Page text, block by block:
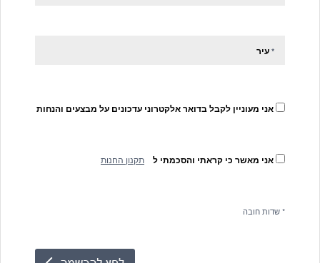
* עיר
אני מעוניין לקבל בדואר אלקטרוני עדכונים על מבצעים והנחות
אני מאשר כי קראתי והסכמתי ל תקנון החנות
* שדות חובה